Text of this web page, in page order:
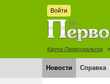
Войти
Карта Первоуральска
Новости Справка